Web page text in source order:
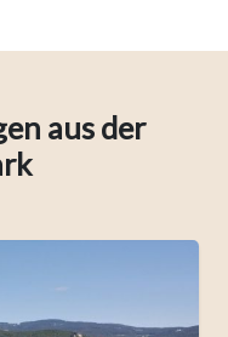
aus der